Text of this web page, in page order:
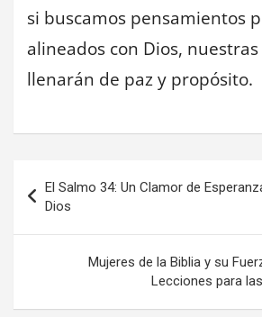
si buscamos pensamientos
alineados con Dios, nuestras
llenarán de paz y propósito.
Navegación
de
entradas
El Salmo 34: Un Clamor de
Dios
Mujeres de la Biblia y su
Lecciones para